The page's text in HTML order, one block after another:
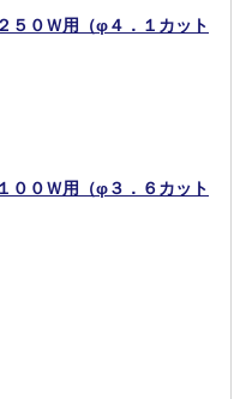
０Ｗ用（φ４．１カット
０Ｗ用（φ３．６カット